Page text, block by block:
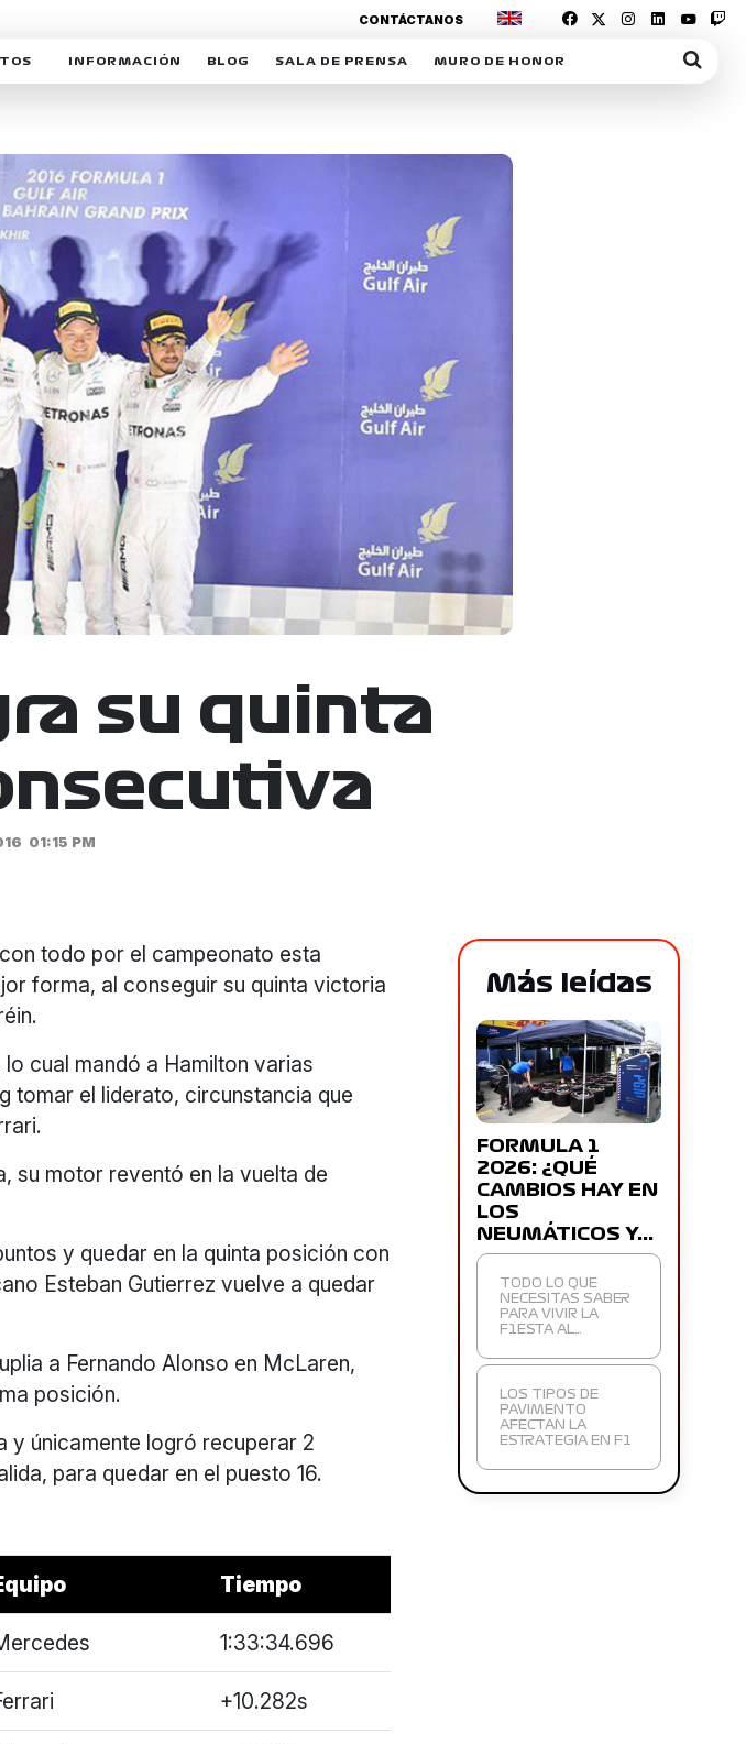
INFORMACIÓN
DERECHO DE PRIMERA OPCIÓN
REFORESTEMOS JUNTOS
MOTORSPORT ACADEMY
VOLUNTARIOS
EXPOSICIÓN FOTOGRÁFICA
CAMPEONATO
PATROCINADORES
LEGALES TICKETMASTER
BLOG
INTERACTIVOS
SALA DE PRENSA MURO DE HONOR
CONTÁCTANOS
su quinta
01:15 PM
todo por el campeonato esta
forma, al conseguir su quinta victoria
cual mandó a Hamilton varias
tomar el liderato, circunstancia que
su motor reventó en la vuelta de
y quedar en la quinta posición con
Esteban Gutierrez vuelve a quedar
a Fernando Alonso en McLaren,
posición.
y únicamente logró recuperar 2
para quedar en el puesto 16.
Tiempo
1:33:34.696
+10.282s
Más leídas
FORMULA 1
2026: ¿QUÉ
CAMBIOS HAY EN
LOS
NEUMÁTICOS Y…
TODO LO QUE
NECESITAS SABER
PARA VIVIR LA
F1ESTA AL…
LOS TIPOS DE
PAVIMENTO
AFECTAN LA
ESTRATEGIA EN F1